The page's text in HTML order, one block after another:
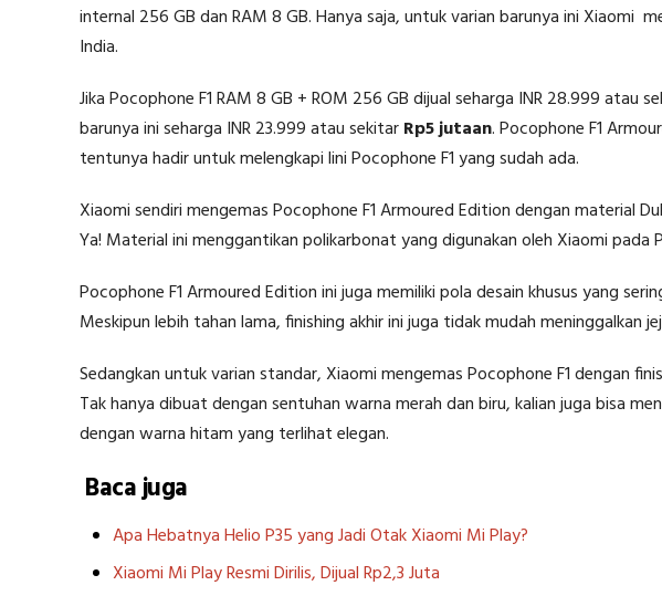
internal 256 GB dan RAM 8 GB. Hanya saja, untuk varian barunya ini Xiaomi
India.
Jika Pocophone F1 RAM 8 GB + ROM 256 GB dijual seharga INR 28.999 atau
barunya ini seharga INR 23.999 atau sekitarRp5 jutaan. Pocophone F1
tentunya hadir untuk melengkapi lini Pocophone F1 yang sudah ada.
Xiaomi sendiri mengemas Pocophone F1 Armoured Edition dengan material
Ya! Material ini menggantikan polikarbonat yang digunakan oleh Xiaomi pada
Pocophone F1 Armoured Edition ini juga memiliki pola desain khusus yang
Meskipun lebih tahan lama, finishing akhir ini juga tidak mudah meninggalkan
Sedangkan untuk varian standar, Xiaomi mengemas Pocophone F1 dengan
Tak hanya dibuat dengan sentuhan warna merah dan biru, kalian juga bisa
dengan warna hitam yang terlihat elegan.
Baca juga
Apa Hebatnya Helio P35 yang Jadi Otak Xiaomi Mi Play?
Xiaomi Mi Play Resmi Dirilis, Dijual Rp2,3 Juta